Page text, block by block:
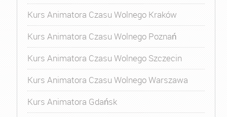
Kurs Animatora Czasu Wolnego Kraków
Kurs Animatora Czasu Wolnego Poznań
Kurs Animatora Czasu Wolnego Szczecin
Kurs Animatora Czasu Wolnego Warszawa
Kurs Animatora Gdańsk